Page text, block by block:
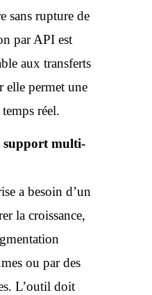
sans rupture de
par API est
aux transferts
elle permet une
réel.
support multi-
a besoin d’un
la croissance,
ou par des
L’outil doit